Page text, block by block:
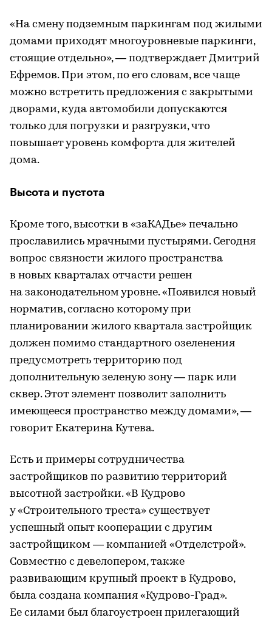
«На смену подземным паркингам под жилыми
домами приходят многоуровневые паркинги,
стоящие отдельно», — подтверждает Дмитрий
Ефремов. При этом, по его словам, все чаще
можно встретить предложения с закрытыми
дворами, куда автомобили допускаются
только для погрузки и разгрузки, что
повышает уровень комфорта для жителей
дома.
Высота и пустота
Кроме того, высотки в «заКАДье» печально
прославились мрачными пустырями. Сегодня
вопрос связности жилого пространства
в новых кварталах отчасти решен
на законодательном уровне. «Появился новый
норматив, согласно которому при
планировании жилого квартала застройщик
должен помимо стандартного озеленения
предусмотреть территорию под
дополнительную зеленую зону — парк или
сквер. Этот элемент позволит заполнить
имеющееся пространство между домами», —
говорит Екатерина Кутева.
Есть и примеры сотрудничества
застройщиков по развитию территорий
высотной застройки. «В Кудрово
у «Строительного треста» существует
успешный опыт кооперации с другим
застройщиком — компанией «Отделстрой».
Совместно с девелопером, также
развивающим крупный проект в Кудрово,
была создана компания «Кудрово-Град».
Ее силами был благоустроен прилегающий